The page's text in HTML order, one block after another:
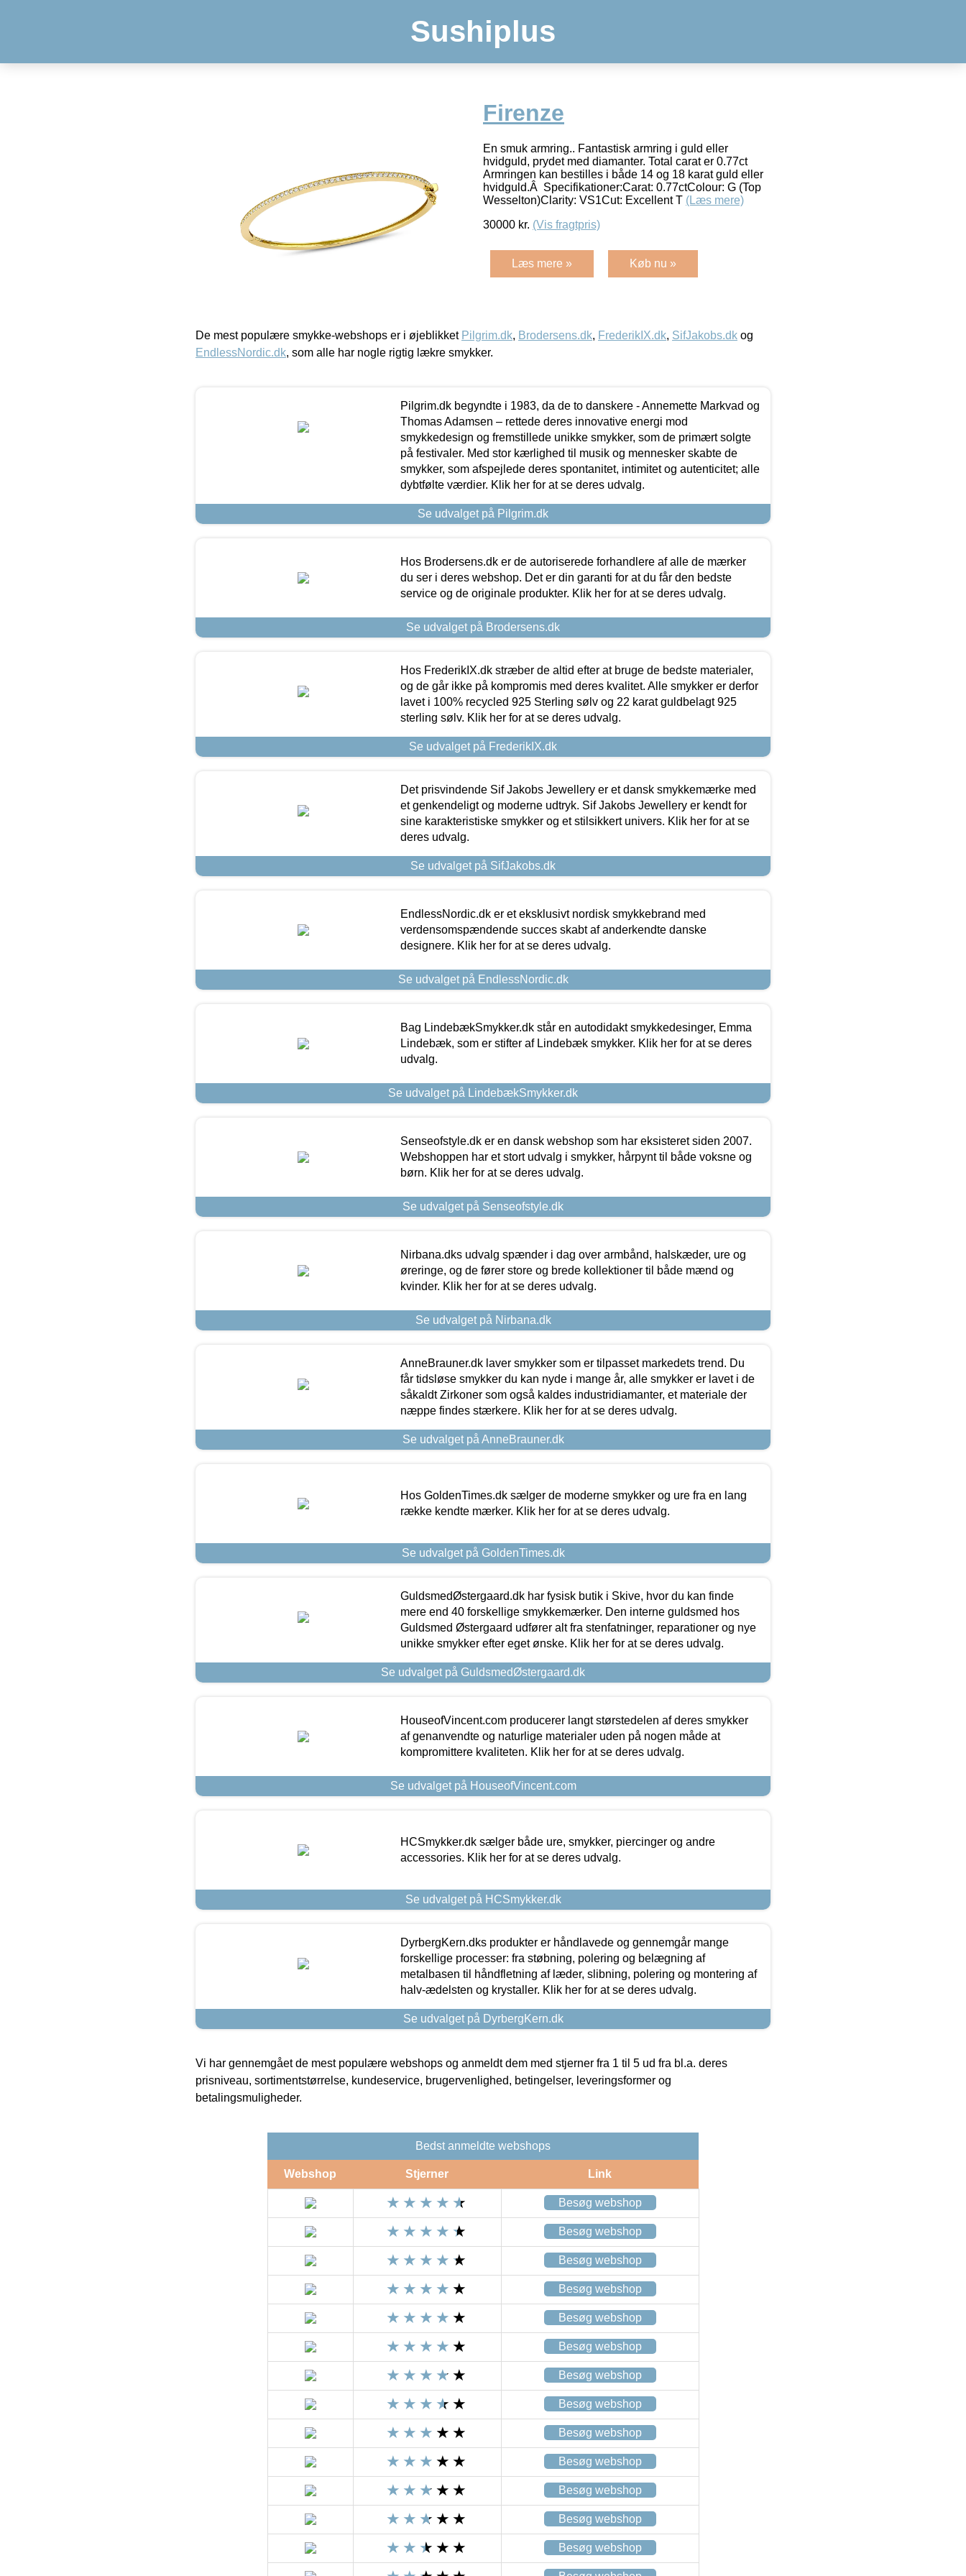
Sushiplus
Firenze
En smuk armring.. Fantastisk armring i guld eller
hvidguld, prydet med diamanter. Total carat er 0.77ct
Armringen kan bestilles i både 14 og 18 karat guld eller
hvidguld.Â Specifikationer:Carat: 0.77ctColour: G (Top
Wesselton)Clarity: VS1Cut: Excellent T (Læs mere)
30000 kr. (Vis fragtpris)
Læs mere » Køb nu »
De mest populære smykke-webshops er i øjeblikket Pilgrim.dk, Brodersens.dk, FrederikIX.dk, SifJakobs.dk og
EndlessNordic.dk, som alle har nogle rigtig lækre smykker.
Pilgrim.dk begyndte i 1983, da de to danskere - Annemette Markvad og
Thomas Adamsen – rettede deres innovative energi mod
smykkedesign og fremstillede unikke smykker, som de primært solgte
på festivaler. Med stor kærlighed til musik og mennesker skabte de
smykker, som afspejlede deres spontanitet, intimitet og autenticitet; alle
dybtfølte værdier. Klik her for at se deres udvalg.
Se udvalget på Pilgrim.dk
Hos Brodersens.dk er de autoriserede forhandlere af alle de mærker
du ser i deres webshop. Det er din garanti for at du får den bedste
service og de originale produkter. Klik her for at se deres udvalg.
Se udvalget på Brodersens.dk
Hos FrederikIX.dk stræber de altid efter at bruge de bedste materialer,
og de går ikke på kompromis med deres kvalitet. Alle smykker er derfor
lavet i 100% recycled 925 Sterling sølv og 22 karat guldbelagt 925
sterling sølv. Klik her for at se deres udvalg.
Se udvalget på FrederikIX.dk
Det prisvindende Sif Jakobs Jewellery er et dansk smykkemærke med
et genkendeligt og moderne udtryk. Sif Jakobs Jewellery er kendt for
sine karakteristiske smykker og et stilsikkert univers. Klik her for at se
deres udvalg.
Se udvalget på SifJakobs.dk
EndlessNordic.dk er et eksklusivt nordisk smykkebrand med
verdensomspændende succes skabt af anderkendte danske
designere. Klik her for at se deres udvalg.
Se udvalget på EndlessNordic.dk
Bag LindebækSmykker.dk står en autodidakt smykkedesinger, Emma
Lindebæk, som er stifter af Lindebæk smykker. Klik her for at se deres
udvalg.
Se udvalget på LindebækSmykker.dk
Senseofstyle.dk er en dansk webshop som har eksisteret siden 2007.
Webshoppen har et stort udvalg i smykker, hårpynt til både voksne og
børn. Klik her for at se deres udvalg.
Se udvalget på Senseofstyle.dk
Nirbana.dks udvalg spænder i dag over armbånd, halskæder, ure og
øreringe, og de fører store og brede kollektioner til både mænd og
kvinder. Klik her for at se deres udvalg.
Se udvalget på Nirbana.dk
AnneBrauner.dk laver smykker som er tilpasset markedets trend. Du
får tidsløse smykker du kan nyde i mange år, alle smykker er lavet i de
såkaldt Zirkoner som også kaldes industridiamanter, et materiale der
næppe findes stærkere. Klik her for at se deres udvalg.
Se udvalget på AnneBrauner.dk
Hos GoldenTimes.dk sælger de moderne smykker og ure fra en lang
række kendte mærker. Klik her for at se deres udvalg.
Se udvalget på GoldenTimes.dk
GuldsmedØstergaard.dk har fysisk butik i Skive, hvor du kan finde
mere end 40 forskellige smykkemærker. Den interne guldsmed hos
Guldsmed Østergaard udfører alt fra stenfatninger, reparationer og nye
unikke smykker efter eget ønske. Klik her for at se deres udvalg.
Se udvalget på GuldsmedØstergaard.dk
HouseofVincent.com producerer langt størstedelen af deres smykker
af genanvendte og naturlige materialer uden på nogen måde at
kompromittere kvaliteten. Klik her for at se deres udvalg.
Se udvalget på HouseofVincent.com
HCSmykker.dk sælger både ure, smykker, piercinger og andre
accessories. Klik her for at se deres udvalg.
Se udvalget på HCSmykker.dk
DyrbergKern.dks produkter er håndlavede og gennemgår mange
forskellige processer: fra støbning, polering og belægning af
metalbasen til håndfletning af læder, slibning, polering og montering af
halv-ædelsten og krystaller. Klik her for at se deres udvalg.
Se udvalget på DyrbergKern.dk
Vi har gennemgået de mest populære webshops og anmeldt dem med stjerner fra 1 til 5 ud fra bl.a. deres
prisniveau, sortimentstørrelse, kundeservice, brugervenlighed, betingelser, leveringsformer og
betalingsmuligheder.
Bedst anmeldte webshops
Webshop Stjerner Link
Besøg webshop
Besøg webshop
Besøg webshop
Besøg webshop
Besøg webshop
Besøg webshop
Besøg webshop
Besøg webshop
Besøg webshop
Besøg webshop
Besøg webshop
Besøg webshop
Besøg webshop